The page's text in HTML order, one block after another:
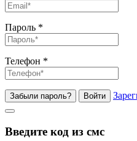
Пароль *
Телефон *
Забыли пароль? Войти
Введите код из смс